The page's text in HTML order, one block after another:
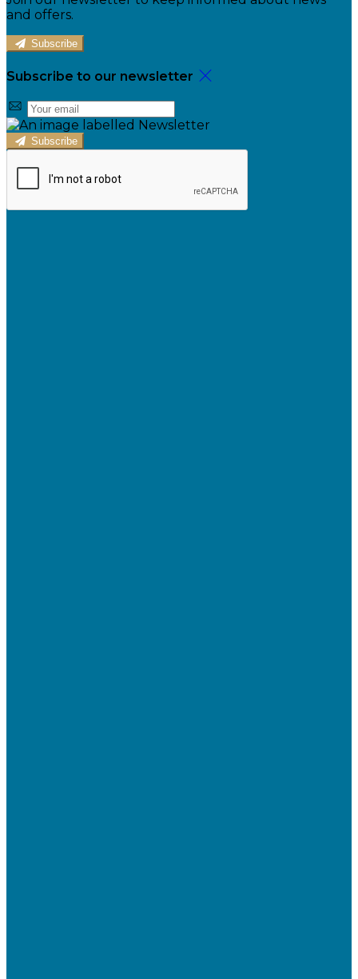
and offers.
Subscribe
Subscribe to our newsletter
Subscribe